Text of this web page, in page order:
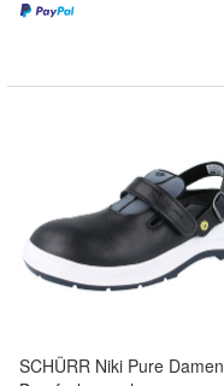
SCHÜRR Niki Pure Damen